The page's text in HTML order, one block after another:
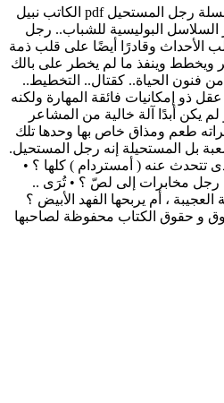
تحميل كتاب الفهد الأبيض - سلسلة رجل المستحيل pdf الكاتب نبيل
البوليسية للشباب.. رجل
الأحداث وقادرًا أيضًا على قلب ذمة
ويخطط وينفذ ما لم يخطر على بالك
فنون الحياة.. كقتال.. التخطيط..
عقل ذو إمكانيات فائقة المهارة ولكنه
يكن أبدًا آلة خالية من المشاعر
طعم ومذاق خاص بها وحدها تلك
بل المستحيلة إنه رجل المستحيل.
تتحدث عنه ( أمستردام ) كلها ؟ •
مخابرات إلى لصّ ؟ • تُرَى ..
، أم يربحها الفهد الأبيض ؟
و حقوق الكتاب محفوظة لصاحبها